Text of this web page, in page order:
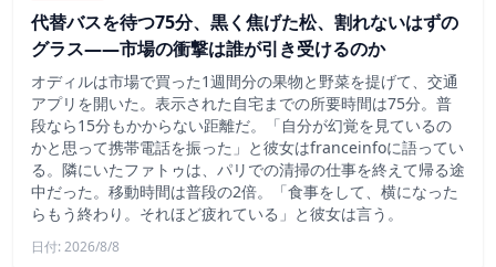
代替バスを待つ75分、黒く焦げた松、割れないはずの
グラス——市場の衝撃は誰が引き受けるのか
オディルは市場で買った1週間分の果物と野菜を提げて、交通
アプリを開いた。表示された自宅までの所要時間は75分。普
段なら15分もかからない距離だ。「自分が幻覚を見ているの
かと思って携帯電話を振った」と彼女はfranceinfoに語ってい
る。隣にいたファトゥは、パリでの清掃の仕事を終えて帰る途
中だった。移動時間は普段の2倍。「食事をして、横になった
らもう終わり。それほど疲れている」と彼女は言う。
日付: 2026/8/8